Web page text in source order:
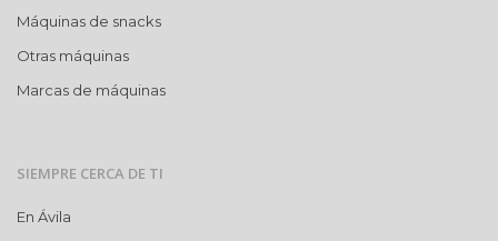
Máquinas de snacks
Otras máquinas
Marcas de máquinas
SIEMPRE CERCA DE TI
En Ávila